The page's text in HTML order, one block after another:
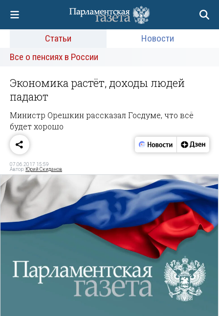
Статьи
Новости
Все о пенсиях в России
Экономика растёт, доходы людей
падают
Министр Орешкин рассказал Госдуме, что всё
будет хорошо
07.06.2017 15:59
Автор: Юрий Скиданов